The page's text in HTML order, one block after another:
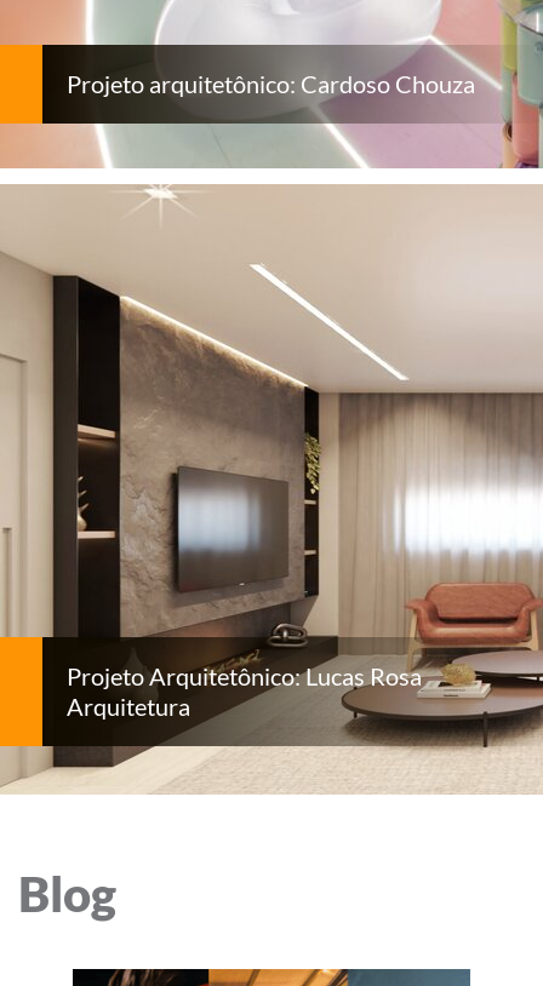
Projeto arquitetônico: Cardoso Chouza
Projeto Arquitetônico: Lucas Rosa
Arquitetura
Blog